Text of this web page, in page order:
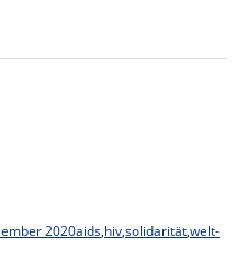
2020aids,hiv,solidarität,welt-